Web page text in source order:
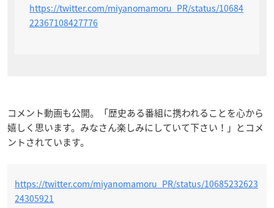
https://twitter.com/miyanomamoru_PR/status/10684
22367108427776
コメント動画も公開。「歴史ある番組に携われることを心から
嬉しく思います。みなさん楽しみにしていて下さい！」とコメ
ントされています。
https://twitter.com/miyanomamoru_PR/status/10685232623
24305921